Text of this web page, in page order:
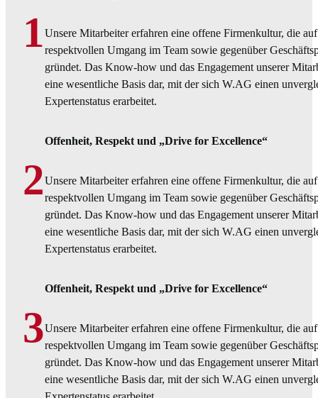
1Unsere Mitarbeiter erfahren eine offene Firmenkultur, die
respektvollen Umgang im Team sowie gegenüber
gründet. Das Know-how und das Engagement unserer
eine wesentliche Basis dar, mit der sich W.AG einen
Expertenstatus erarbeitet.
2
Offenheit, Respekt und „Drive for Excellence“
Unsere Mitarbeiter erfahren eine offene Firmenkultur, die
respektvollen Umgang im Team sowie gegenüber
gründet. Das Know-how und das Engagement unserer
eine wesentliche Basis dar, mit der sich W.AG einen
Expertenstatus erarbeitet.
3
Offenheit, Respekt und „Drive for Excellence“
Unsere Mitarbeiter erfahren eine offene Firmenkultur, die
respektvollen Umgang im Team sowie gegenüber
gründet. Das Know-how und das Engagement unserer
eine wesentliche Basis dar, mit der sich W.AG einen